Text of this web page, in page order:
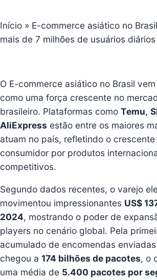
Início » E-commerce asiático no
mais de 7 milhões de usuários diários
O E-commerce asiático no Brasil
como uma força crescente no
brasileiro. Plataformas como Temu,
AliExpress estão entre os maiores
atuam no país, refletindo o
consumidor por produtos
competitivos.
Segundo dados recentes, o varejo
movimentou impressionantes US$
2024, mostrando o poder de
players no cenário global. Pela
acumulado de encomendas
chegou a 174 bilhões de pacotes, o
uma média de 5.400 pacotes por